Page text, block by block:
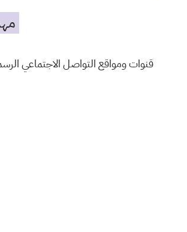
قنوات ومواقع التواصل الاجتماعي